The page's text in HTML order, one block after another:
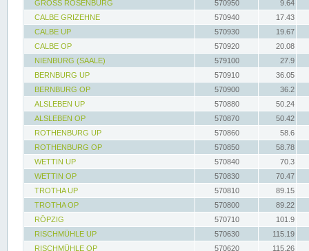
GROSS ROSENBURG
570950
9.64
CALBE GRIZEHNE
570940
17.43
CALBE UP
570930
19.67
CALBE OP
570920
20.08
NIENBURG (SAALE)
579100
27.9
BERNBURG UP
570910
36.05
BERNBURG OP
570900
36.2
ALSLEBEN UP
570880
50.24
ALSLEBEN OP
570870
50.42
ROTHENBURG UP
570860
58.6
ROTHENBURG OP
570850
58.78
WETTIN UP
570840
70.3
WETTIN OP
570830
70.47
TROTHA UP
570810
89.15
TROTHA OP
570800
89.22
RÖPZIG
570710
101.9
RISCHMÜHLE UP
570630
115.19
RISCHMÜHLE OP
570620 115.26